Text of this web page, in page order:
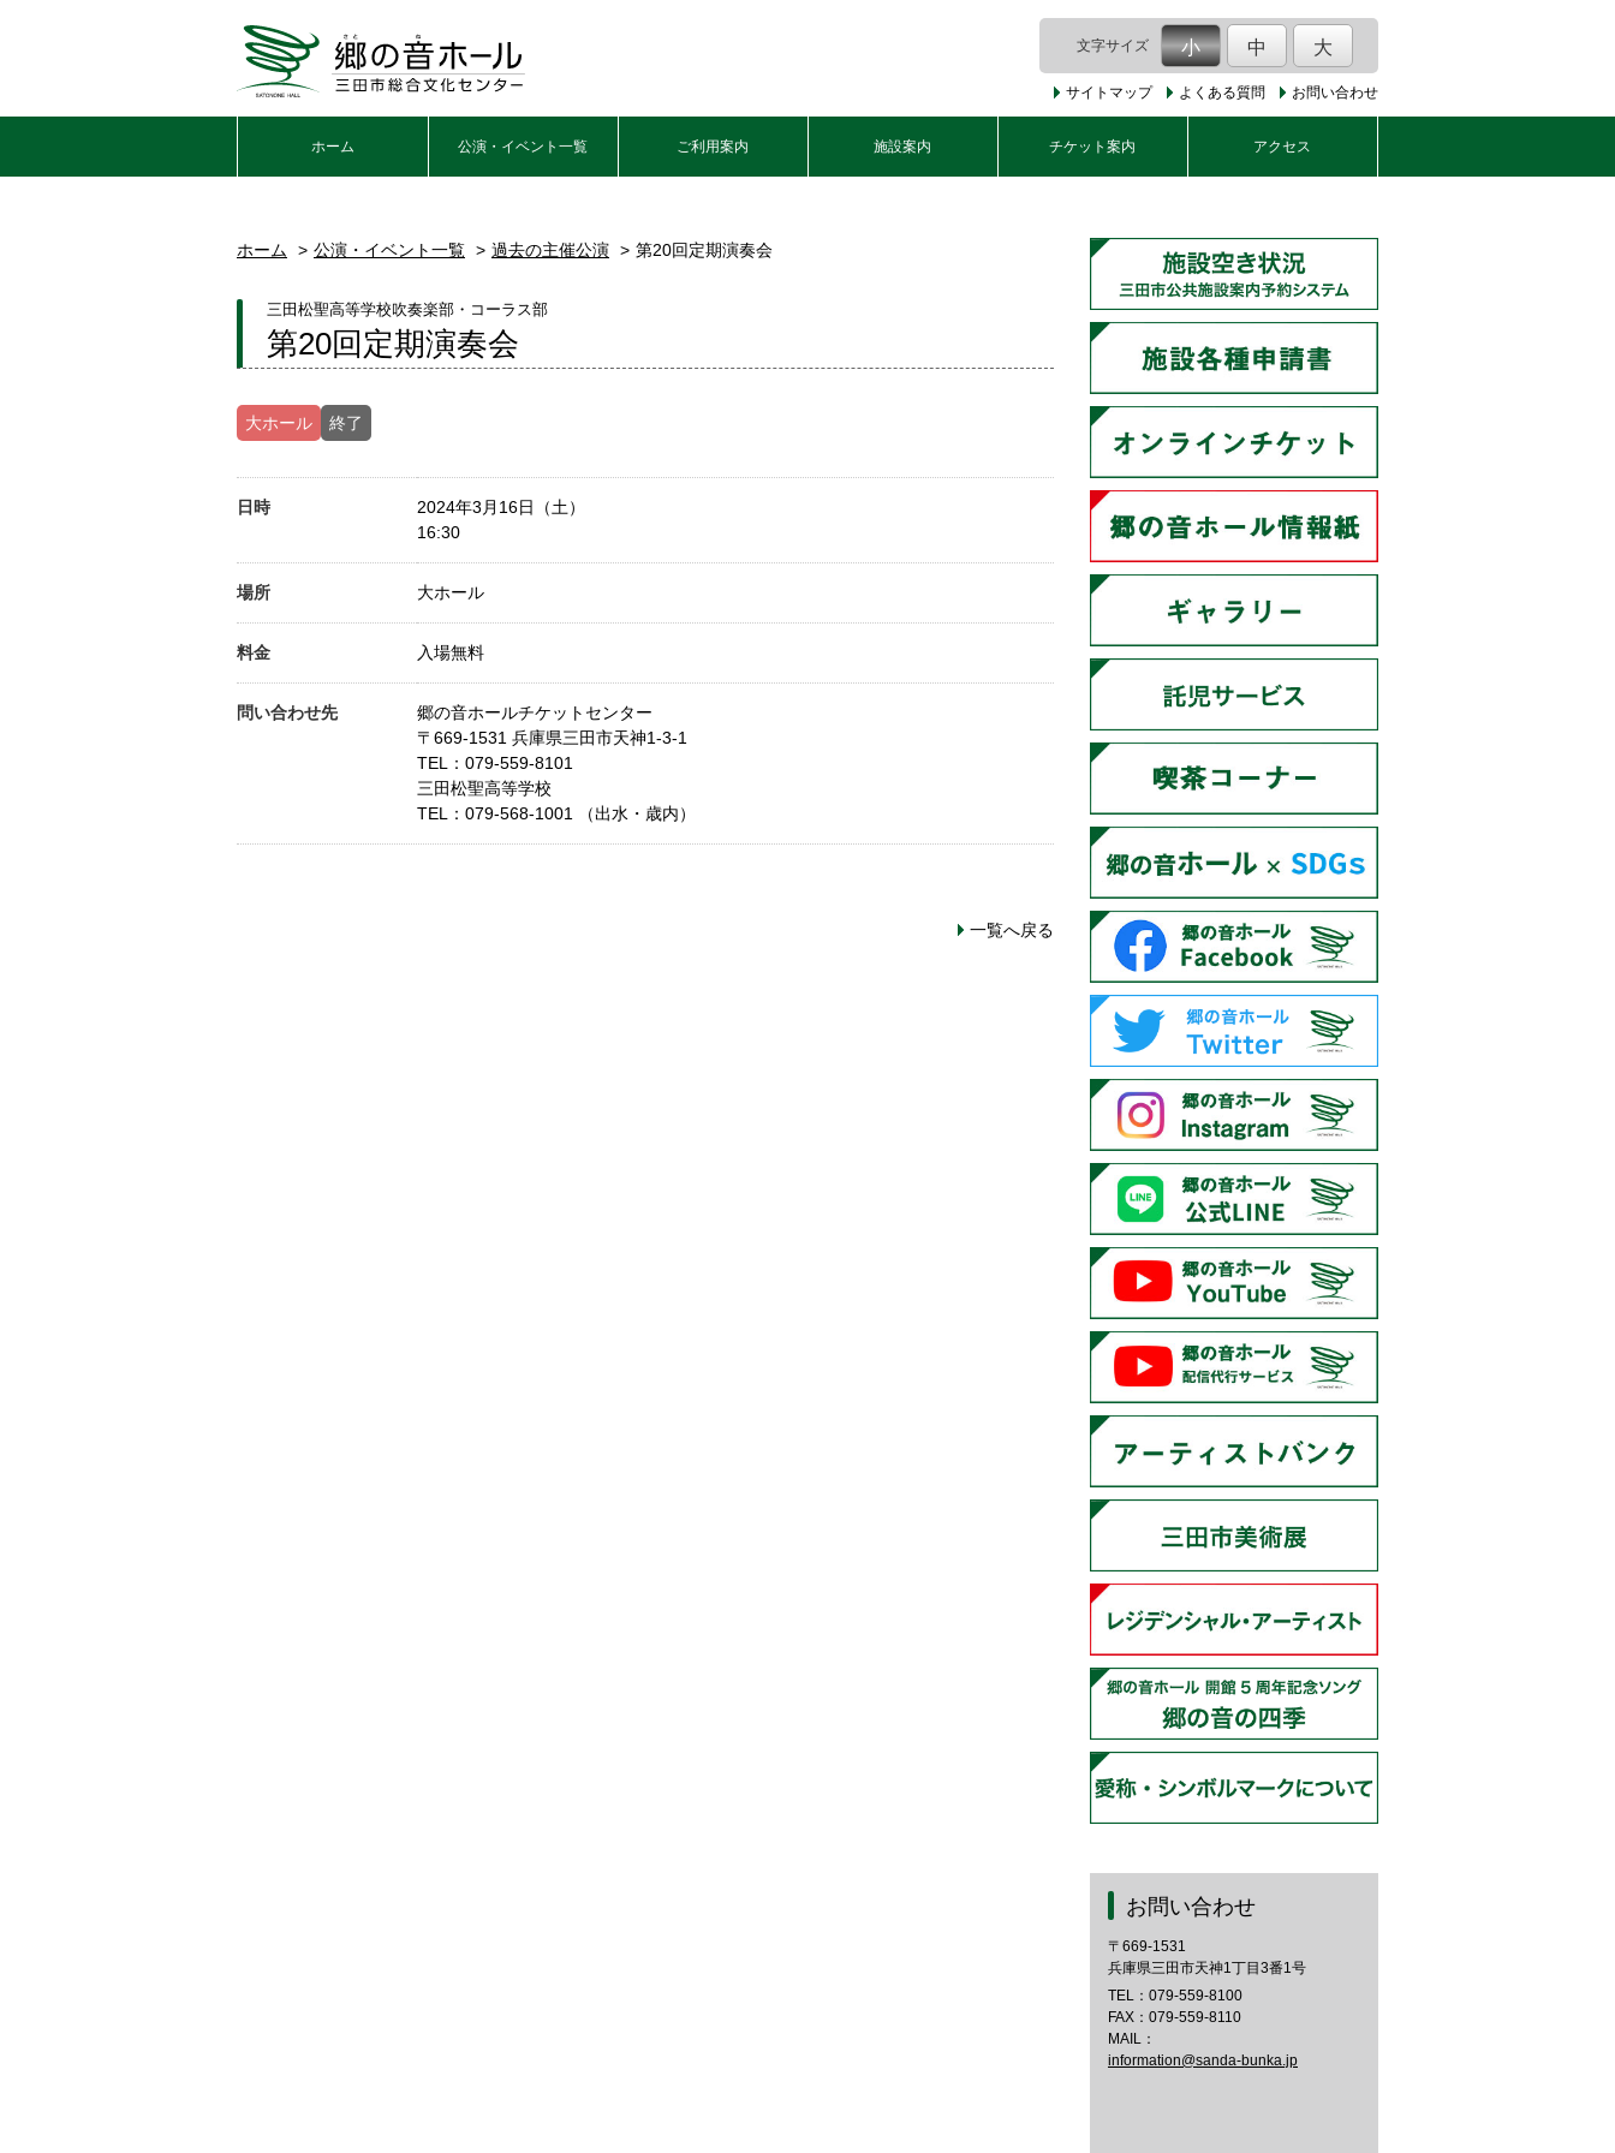
文字サイズ 小 中 大
サイトマップ よくある質問 お問い合わせ
ホーム 公演・イベント一覧 ご利用案内 施設案内 チケット案内 アクセス
ホーム 公演・イベント一覧 過去の主催公演 第20回定期演奏会
三田松聖高等学校吹奏楽部・コーラス部
第20回定期演奏会
大ホール 終了
日時
2024年3月16日（土）
16:30
場所 大ホール
料金 入場無料
問い合わせ先
郷の音ホールチケットセンター
〒669-1531 兵庫県三田市天神1-3-1
TEL： 079-559-8101
三田松聖高等学校
TEL： 079-568-1001 （出水・歳内）
一覧へ戻る
お問い合わせ
〒669-1531
兵庫県三田市天神1丁目3番1号
TEL： 079-559-8100
FAX：079-559-8110
MAIL：
information@sanda-bunka.jp